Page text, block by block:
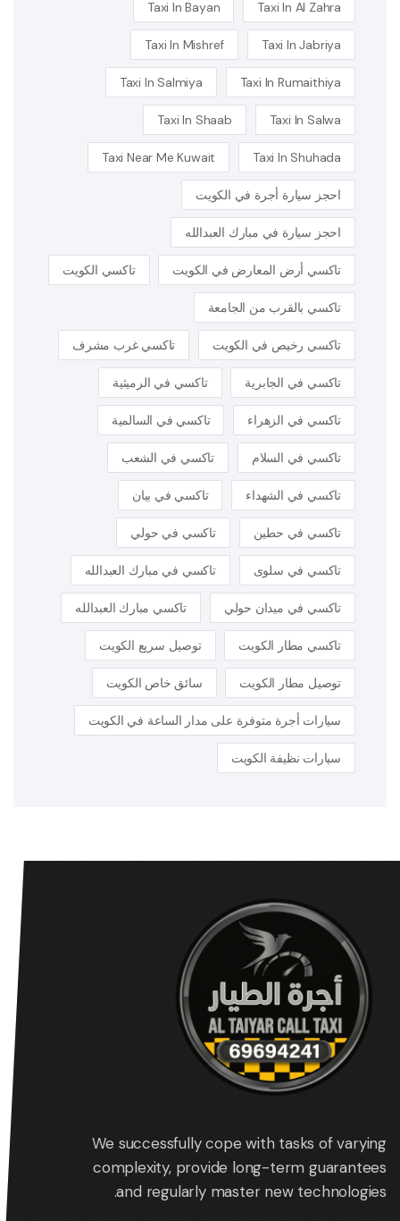
Taxi In Al Zahra
Taxi In Bayan
Taxi In Jabriya
Taxi In Mishref
Taxi In Rumaithiya
Taxi In Salmiya
Taxi In Salwa
Taxi In Shaab
Taxi In Shuhada
Taxi Near Me Kuwait
احجز سيارة أجرة في الكويت
احجز سيارة في مبارك العبدالله
تاكسي أرض المعارض في الكويت تاكسي الكويت
تاكسي بالقرب من الجامعة
تاكسي رخيص في الكويت تاكسي غرب مشرف
تاكسي في الجابرية تاكسي في الرميثية
تاكسي في الزهراء تاكسي في السالمية
تاكسي في السلام تاكسي في الشعب
تاكسي في الشهداء تاكسي في بيان
تاكسي في حطين تاكسي في حولي
تاكسي في سلوى تاكسي في مبارك العبدالله
تاكسي في ميدان حولي تاكسي مبارك العبدالله
تاكسي مطار الكويت توصيل سريع الكويت
توصيل مطار الكويت سائق خاص الكويت
سيارات أجرة متوفرة على مدار الساعة في الكويت
سيارات نظيفة الكويت
We successfully cope with tasks of varying
complexity, provide long-term guarantees
and regularly master new technologies.